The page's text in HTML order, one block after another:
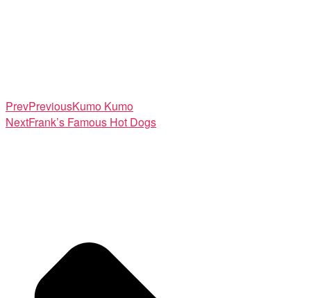
PrevPreviousKumo Kumo
NextFrank’s Famous Hot Dogs